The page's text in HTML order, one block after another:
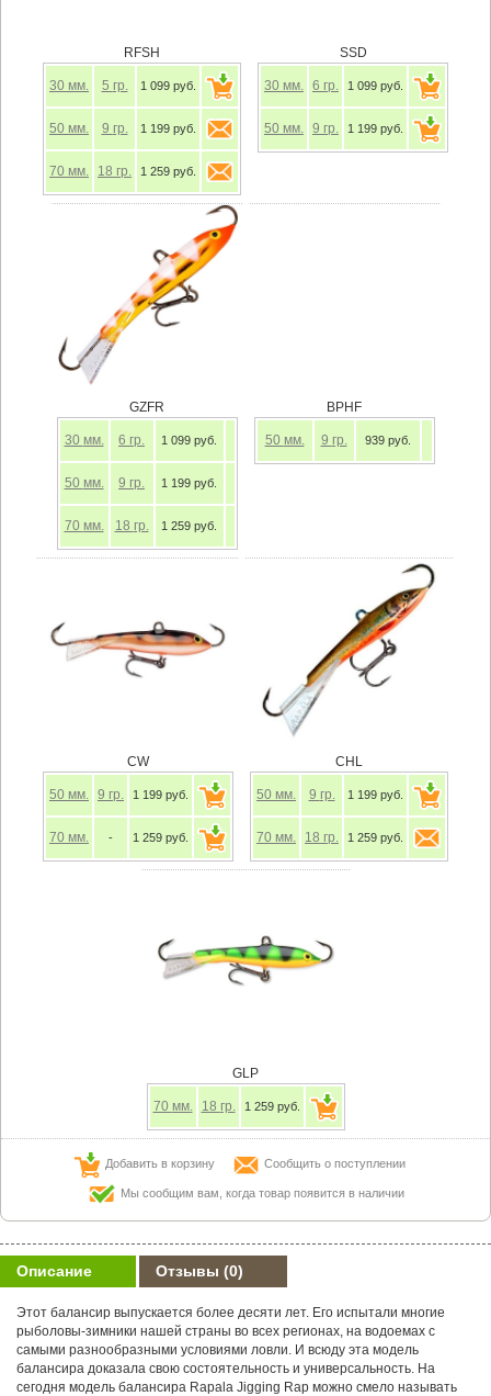
RFSH
30 мм. 5 гр. 1 099 руб.
50 мм. 9 гр. 1 199 руб.
70 мм. 18 гр. 1 259 руб.
SSD
30 мм. 6 гр. 1 099 руб.
50 мм. 9 гр. 1 199 руб.
GZFR
30мм. гр. 1 099 руб.
50мм. гр. 1 199 руб.
70мм. 18 гр. 1 259 руб.
BPHF
50мм. 9 гр. 939 руб.
CW
50 мм. 9 гр. 1 199 руб.
70 мм. - 1 259 руб.
CHL
50 мм. 9 гр. 1 199 руб.
70 мм. 18 гр. 1 259 руб.
GLP
70 мм. 18 гр. 1 259 руб.
Добавить в корзину Сообщить о поступлении
Мы сообщим вам, когда товар появится в наличии
Описание Отзывы (0)
Этот балансир выпускается более десяти лет. Его испытали многие
рыболовы-зимники нашей страны во всех регионах, на водоемах с
самыми разнообразными условиями ловли. И всюду эта модель
балансира доказала свою состоятельность и универсальность. На
сегодня модель балансира Rapala Jigging Rap можно смело называть